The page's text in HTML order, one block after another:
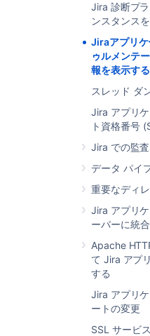
Jira 診断プ
ンスタンス
Jiraアプリケ
ゥルメンテ
報を表示する
スレッド ダ
Jira アプリ
ト資格番号
Jira での監査
データ パイ
重要なディ
Jira アプリ
ーバーに統
Apache
て Jira アプ
する
Jira アプリ
ートの変更
SSL サービ